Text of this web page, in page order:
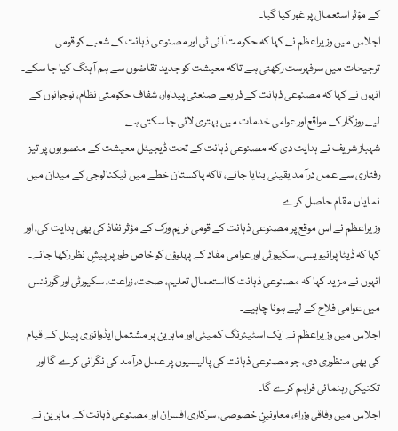
کے مؤثر استعمال پر غور کیا گیا۔
اجلاس میں وزیراعظم نے کہا کہ حکومت آئی ٹی اور مصنوعی ذہانت کے شعبے کو قومی
ترجیحات میں سرفہرست رکھتی ہے تاکہ معیشت کو جدید تقاضوں سے ہم آہنگ کیا جا سکے۔
انہوں نے کہا کہ مصنوعی ذہانت کے ذریعے صنعتی پیداوار، شفاف حکومتی نظام، نوجوانوں کے
لیے روزگار کے مواقع اور عوامی خدمات میں بہتری لائی جا سکتی ہے۔
شہباز شریف نے ہدایت دی کہ مصنوعی ذہانت کے تحت ڈیجیٹل معیشت کے منصوبوں پر تیز
رفتاری سے عمل درآمد یقینی بنایا جائے، تاکہ پاکستان خطے میں ٹیکنالوجی کے میدان میں
نمایاں مقام حاصل کرے۔
وزیراعظم نے اس موقع پر مصنوعی ذہانت کے قومی فریم ورک کے مؤثر نفاذ کی بھی ہدایت کی، اور
کہا کہ ڈیٹا پرائیویسی، سکیورٹی اور عوامی مفاد کے پہلوؤں کو خاص طور پر پیشِ نظر رکھا جائے۔
انہوں نے مزید کہا کہ مصنوعی ذہانت کا استعمال تعلیم، صحت، زراعت، سکیورٹی اور گورننس
میں عوامی فلاح کے لیے ہونا چاہیے۔
اجلاس میں وزیراعظم نے ایک اسٹیئرنگ کمیٹی اور ماہرین پر مشتمل ایڈوائزری پینل کے قیام
کی بھی منظوری دی، جو مصنوعی ذہانت کی پالیسیوں پر عمل درآمد کی نگرانی کرے گا اور
تکنیکی رہنمائی فراہم کرے گا۔
اجلاس میں وفاقی وزراء، معاونینِ خصوصی، سرکاری افسران اور مصنوعی ذہانت کے ماہرین نے